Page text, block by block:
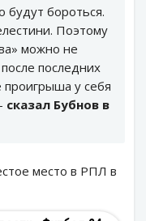
будут бороться.
Поэтому
можно не
последних
проигрыша у себя
сказал Бубнов в
место в РПЛ в